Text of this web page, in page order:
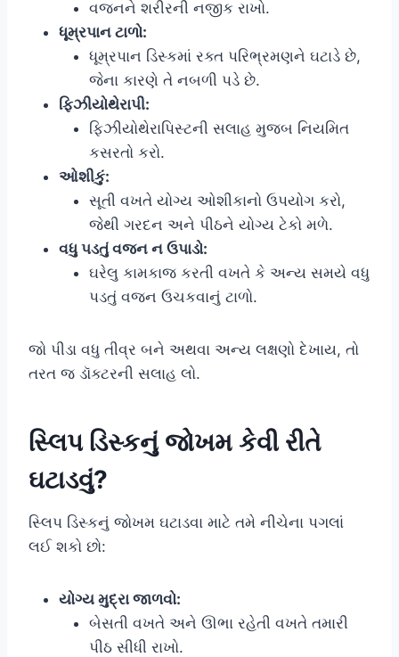
વજનને શરીરની નજીક રાખો.
ધૂમ્રપાન ટાળો:
ધૂમ્રપાન ડિસ્કમાં રક્ત પરિભ્રમણને ઘટાડે છે,
જેના કારણે તે નબળી પડે છે.
ફિઝીયોથેરાપી:
ફિઝીયોથેરાપિસ્ટની સલાહ મુજબ નિયમિત
કસરતો કરો.
ઓશીકું:
સૂતી વખતે યોગ્ય ઓશીકાનો ઉપયોગ કરો,
જેથી ગરદન અને પીઠને યોગ્ય ટેકો મળે.
વધુ પડતું વજન ન ઉપાડો:
ઘરેલુ કામકાજ કરતી વખતે કે અન્ય સમયે વધુ
પડતું વજન ઉચકવાનું ટાળો.
જો પીડા વધુ તીવ્ર બને અથવા અન્ય લક્ષણો દેખાય, તો
તરત જ ડૉક્ટરની સલાહ લો.
સ્લિપ ડિસ્કનું જોખમ કેવી રીતે
ઘટાડવું?
સ્લિપ ડિસ્કનું જોખમ ઘટાડવા માટે તમે નીચેના પગલાં
લઈ શકો છો:
યોગ્ય મુદ્રા જાળવો:
બેસતી વખતે અને ઊભા રહેતી વખતે તમારી
પીઠ સીધી રાખો.